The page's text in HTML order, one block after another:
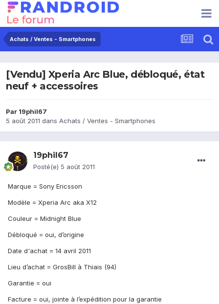
Achats / Ventes - Smartphones
[Vendu] Xperia Arc Blue, débloqué, état
neuf + accessoires
Par 19phil67
5 août 2011 dans Achats / Ventes - Smartphones
19phil67
Posté(e) 5 août 2011
Marque = Sony Ericsson
Modèle = Xperia Arc aka X12
Couleur = Midnight Blue
Débloqué = oui, d’origine
Date d'achat = 14 avril 2011
Lieu d’achat = GrosBill à Thiais (94)
Garantie = oui
Facture = oui, jointe à l’expédition pour la garantie